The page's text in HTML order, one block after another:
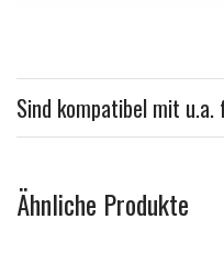
Weitere
Sind kompatibel mit u.a.
Ähnliche Produkte